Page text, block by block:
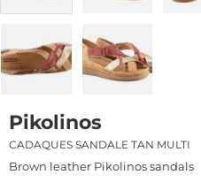
Pikolinos
CADAQUES SANDALE TAN MULTI
Brown leather Pikolinos sandals